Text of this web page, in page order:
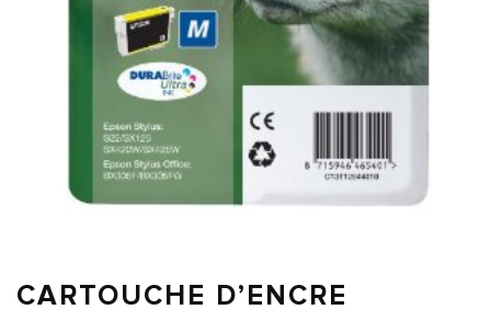
CARTOUCHE D’ENCRE